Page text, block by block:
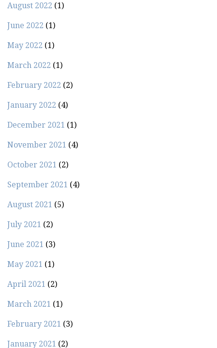
August 2022 (1)
June 2022 (1)
May 2022 (1)
March 2022 (1)
February 2022 (2)
January 2022 (4)
December 2021 (1)
November 2021 (4)
October 2021 (2)
September 2021 (4)
August 2021 (5)
July 2021 (2)
June 2021 (3)
May 2021 (1)
April 2021 (2)
March 2021 (1)
February 2021 (3)
January 2021 (2)